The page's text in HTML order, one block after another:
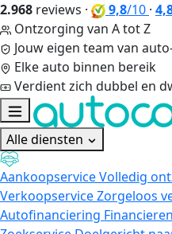
2.968 reviews · 9,8/10 ·
Ontzorging van A tot Z
Jouw eigen team van
Elke auto binnen bereik
Verdient zich dubbel en
Alle diensten
AankoopserviceVolledig
VerkoopserviceZorgeloos
Autofinanciering